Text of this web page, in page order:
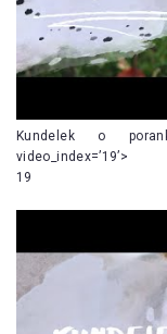
Kundelek o
video_index=’19’>
19